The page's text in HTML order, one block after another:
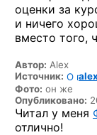
оценки за
и ничего
вместо того,
Автор: Alex
Источник:
Фото: он же
Опубликовано:
Читал у меня
отлично!